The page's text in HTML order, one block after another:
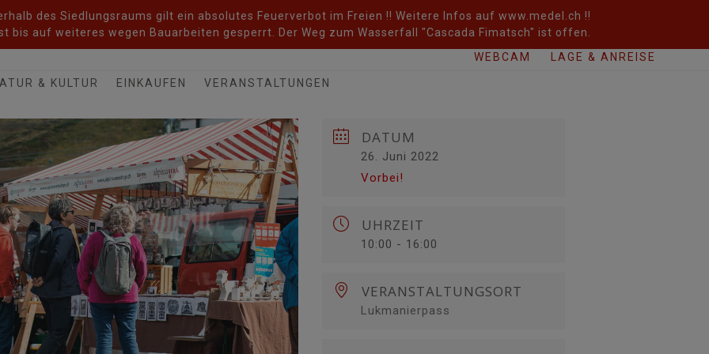
des Siedlungsraums gilt ein absolutes Feuerverbot im Freien !! Weitere Infos auf www.medel.ch !!
bis auf weiteres wegen Bauarbeiten gesperrt. Der Weg zum Wasserfall "Cascada Fimatsch" ist offen.
WEBCAM LAGE & ANREISE
& KULTUR EINKAUFEN VERANSTALTUNGEN
DATUM
26. Juni 2022
Vorbei!
UHRZEIT
10:00 - 16:00
VERANSTALTUNGSORT
Lukmanierpass